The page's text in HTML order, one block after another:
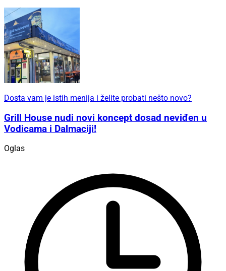
Dosta vam je istih menija i želite probati nešto novo?
Grill House nudi novi koncept dosad neviđen u
Vodicama i Dalmaciji!
Oglas